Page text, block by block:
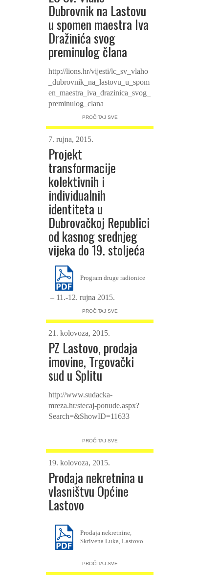
Dubrovnik na Lastovu
u spomen maestra Iva
Dražinića svog
preminulog člana
http://lions.hr/vijesti/lc_sv_vlaho
_dubrovnik_na_lastovu_u_spom
en_maestra_iva_drazinica_svog_
preminulog_clana
PROČITAJ SVE
7. rujna, 2015.
Projekt
transformacije
kolektivnih i
individualnih
identiteta u
Dubrovačkoj Republici
od kasnog srednjeg
vijeka do 19. stoljeća
Program druge radionice
– 11.-12. rujna 2015.
PROČITAJ SVE
21. kolovoza, 2015.
PZ Lastovo, prodaja
imovine, Trgovački
sud u Splitu
http://www.sudacka-
mreza.hr/stecaj-ponude.aspx?
Search=&ShowID=11633
PROČITAJ SVE
19. kolovoza, 2015.
Prodaja nekretnina u
vlasništvu Općine
Lastovo
Prodaja nekretnine,
Skrivena Luka, Lastovo
PROČITAJ SVE